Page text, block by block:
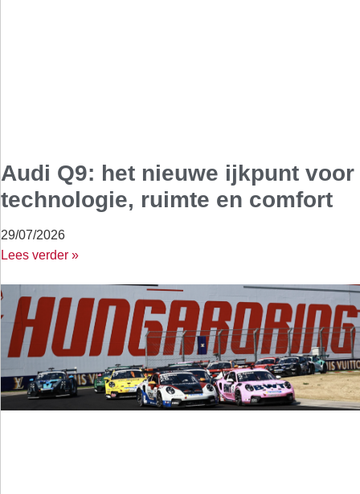
Audi Q9: het nieuwe ijkpunt voor
technologie, ruimte en comfort
29/07/2026
Lees verder »